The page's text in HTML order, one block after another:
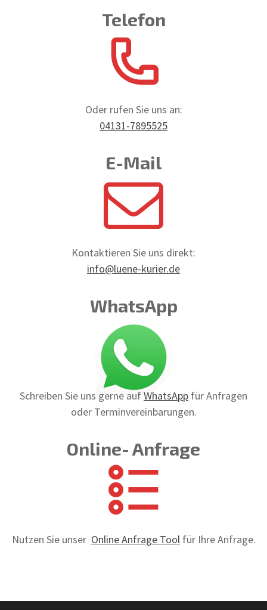
Telefon
Oder rufen Sie uns an:
04131-7895525
E-Mail
Kontaktieren Sie uns direkt:
info@luene-kurier.de
WhatsApp
Schreiben Sie uns gerne aufWhatsApp für Anfragen
oder Terminvereinbarungen.
Online- Anfrage
Nutzen Sie unser Online Anfrage Toolfür Ihre Anfrage.